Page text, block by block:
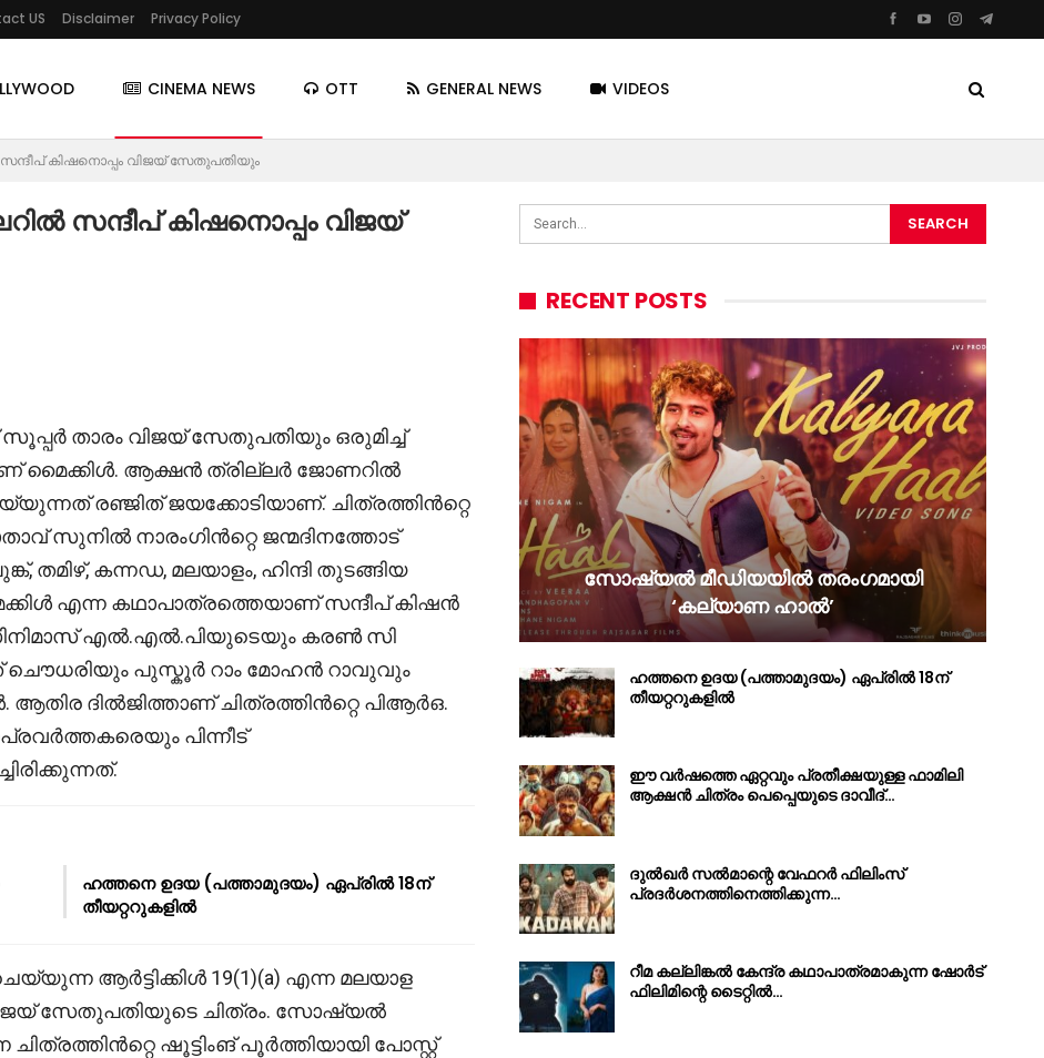
US Disclaimer Privacy Policy
CINEMA NEWS OTT GENERAL NEWS VIDEOS
കിഷനൊപ്പം വിജയ് സേതുപതിയും
സന്ദീപ് കിഷനൊപ്പം വിജയ്
താരം വിജയ് സേതുപതിയും ഒരുമിച്ച്
മൈക്കിൾ. ആക്ഷൻ ത്രില്ലർ ജോണറിൽ
രഞ്ജിത് ജയക്കോടിയാണ്. ചിത്രത്തിൻറ്റെ
സുനിൽ നാരംഗിൻറ്റെ ജന്മദിനത്തോട്
തമിഴ്, കന്നഡ, മലയാളം, ഹിന്ദി തുടങ്ങിയ
എന്ന കഥാപാത്രത്തെയാണ് സന്ദീപ് കിഷൻ
സിനിമാസ് എൽ.എൽ.പിയുടെയും കരൺ സി
ചൌധരിയും പുസ്കൂർ റാം മോഹൻ റാവുവും
ആതിര ദിൽജിത്താണ് ചിത്രത്തിൻറ്റെ പിആർഒ.
പിന്നീട്
ഹത്തനെ ഉദയ (പത്താമുദയം) ഏപ്രിൽ 18ന്
തീയറ്ററുകളിൽ
ആർട്ടിക്കിൾ 19(1)(a) എന്ന മലയാള
സേതുപതിയുടെ ചിത്രം. സോഷ്യൽ
ചിത്രത്തിൻറ്റെ ഷൂട്ടിംങ് പൂർത്തിയായി പോസ്റ്റ്
RECENT POSTS
സോഷ്യൽ മീഡിയയിൽ തരംഗമായി
‘കല്യാണ ഹാൽ’
ഹത്തനെ ഉദയ (പത്താമുദയം) ഏപ്രിൽ 18ന്
തീയറ്ററുകളിൽ
ഈ വർഷത്തെ ഏറ്റവും പ്രതീക്ഷയുള്ള ഫാമിലി
ആക്ഷൻ ചിത്രം പെപ്പെയുടെ ദാവീദ്…
ദുൽഖർ സൽമാന്റെ വേഫറർ ഫിലിംസ്
പ്രദർശനത്തിനെത്തിക്കുന്ന…
റീമ കല്ലിങ്കൽ കേന്ദ്ര കഥാപാത്രമാകുന്ന ഷോർട്
ഫിലിമിന്റെ ടൈറ്റിൽ…